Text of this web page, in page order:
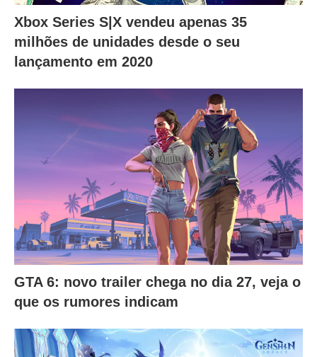
Xbox Series S|X vendeu apenas 35
milhões de unidades desde o seu
lançamento em 2020
GTA 6: novo trailer chega no dia 27, veja o
que os rumores indicam